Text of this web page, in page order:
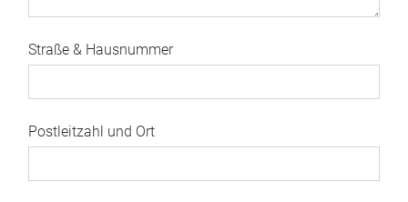
Straße & Hausnummer
Postleitzahl und Ort